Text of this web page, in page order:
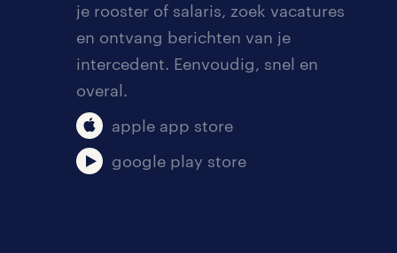
je rooster of salaris, zoek vacatures
en ontvang berichten van je
intercedent. Eenvoudig, snel en
overal.
apple app store
google play store